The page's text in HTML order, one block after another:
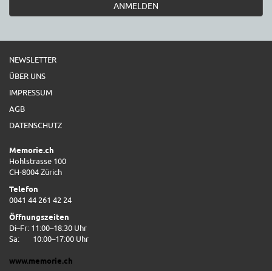
ANMELDEN
NEWSLETTER
ÜBER UNS
IMPRESSUM
AGB
DATENSCHUTZ
Memorie.ch
Hohlstrasse 100
CH-8004 Zürich
Telefon
0041 44 261 42 24
Öffnungszeiten
Di–Fr: 11:00–18:30 Uhr
Sa:
10:00–17:00 Uhr
www.memorie.ch